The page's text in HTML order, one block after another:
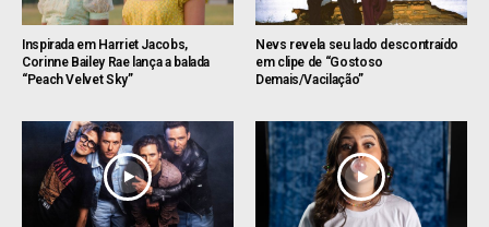
Inspirada em Harriet Jacobs,
Corinne Bailey Rae lança a balada
“Peach Velvet Sky”
Nevs revela seu lado descontraído
em clipe de “Gostoso
Demais/Vacilação”